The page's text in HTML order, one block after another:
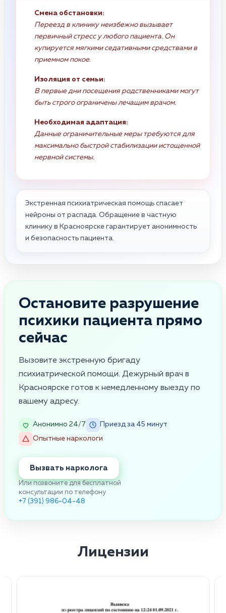
Смена обстановки:
Переезд в клинику неизбежно вызывает
первичный стресс у любого пациента. Он
купируется мягкими седативными средствами в
приемном покое.
Изоляция от семьи:
В первые дни посещения родственниками могут
быть строго ограничены лечащим врачом.
Необходимая адаптация:
Данные ограничительные меры требуются для
максимально быстрой стабилизации истощенной
нервной системы.
Экстренная психиатрическая помощь спасает
нейроны от распада. Обращение в частную
клинику в Красноярске гарантирует анонимность
и безопасность пациента.
Остановите разрушение
психики пациента прямо
сейчас
Вызовите экстренную бригаду
психиатрической помощи. Дежурный врач в
Красноярске готов к немедленному выезду по
вашему адресу.
Анонимно 24/7
Приезд за 45 минут
Опытные наркологи
Вызвать нарколога
Или позвоните для бесплатной
консультации по телефону
+7 (391) 986-04-48
Лицензии